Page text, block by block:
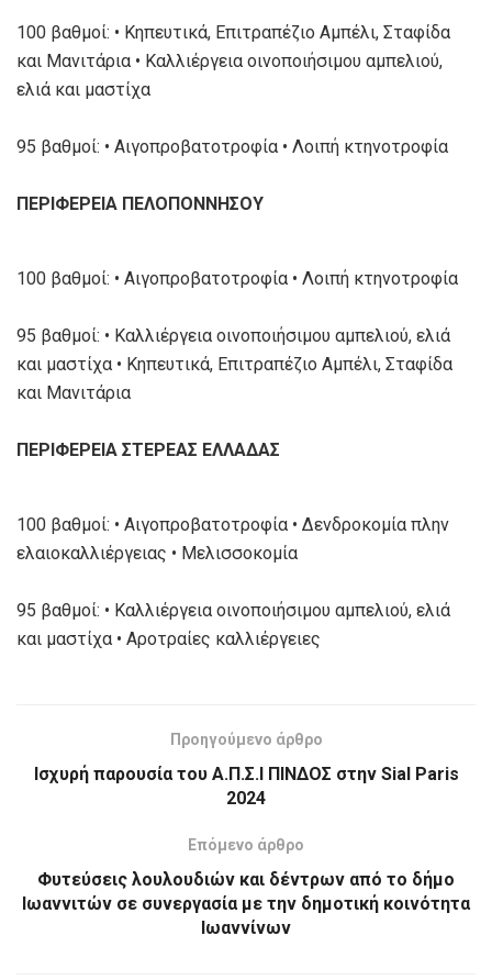
100 βαθμοί: • Κηπευτικά, Επιτραπέζιο Αμπέλι, Σταφίδα
και Μανιτάρια • Καλλιέργεια οινοποιήσιμου αμπελιού,
ελιά και μαστίχα
95 βαθμοί: • Αιγοπροβατοτροφία • Λοιπή κτηνοτροφία
ΠΕΡΙΦΕΡΕΙΑ ΠΕΛΟΠΟΝΝΗΣΟΥ
100 βαθμοί: • Αιγοπροβατοτροφία • Λοιπή κτηνοτροφία
95 βαθμοί: • Καλλιέργεια οινοποιήσιμου αμπελιού, ελιά
και μαστίχα • Κηπευτικά, Επιτραπέζιο Αμπέλι, Σταφίδα
και Μανιτάρια
ΠΕΡΙΦΕΡΕΙΑ ΣΤΕΡΕΑΣ ΕΛΛΑΔΑΣ
100 βαθμοί: • Αιγοπροβατοτροφία • Δενδροκομία πλην
ελαιοκαλλιέργειας • Μελισσοκομία
95 βαθμοί: • Καλλιέργεια οινοποιήσιμου αμπελιού, ελιά
και μαστίχα • Αροτραίες καλλιέργειες
Προηγούμενο άρθρο
Ισχυρή παρουσία του Α.Π.Σ.Ι ΠΙΝΔΟΣ στην Sial Paris
2024
Επόμενο άρθρο
Φυτεύσεις λουλουδιών και δέντρων από το δήμο
Ιωαννιτών σε συνεργασία με την δημοτική κοινότητα
Ιωαννίνων